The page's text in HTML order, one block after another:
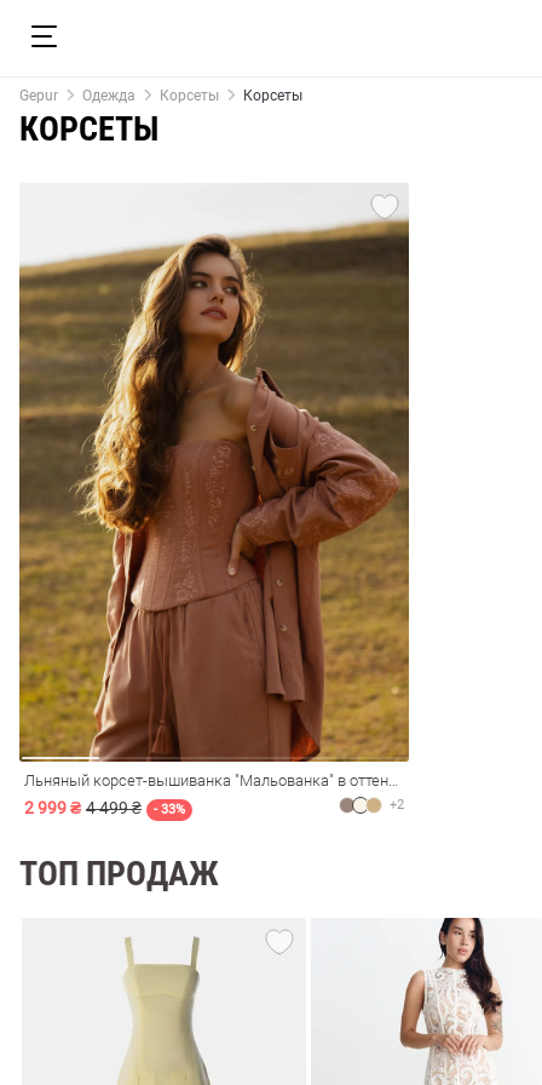
Сарафаны
Gepur Одежда Корсеты Корсеты
КОРСЕТЫ
Льняный корсет-вышиванка "Мальованка" в оттенке мокко
2 999 ₴ 4 499 ₴ - 33% +2
ТОП ПРОДАЖ